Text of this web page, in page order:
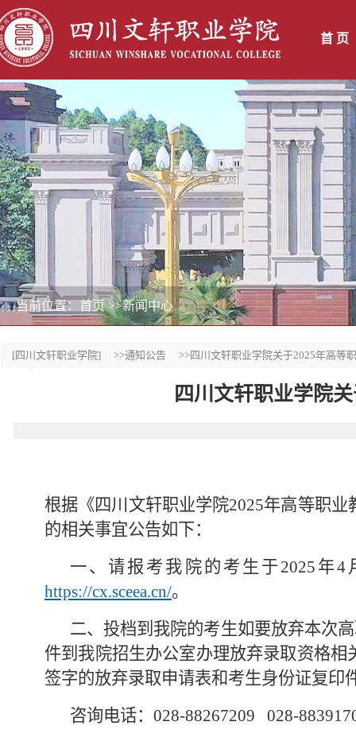
[四川文轩职业学院] >>通知公告 >>四川文轩职业学院关于2025年高等
四川文轩职业学院
根据 《四川文轩职业学院2025年高等职业
的相关事宜公告如下：
一、 请报考我院的考生于2025 年4
https://cx.sceea.cn/。
二、投档到我院的考生如要放弃本次
件到我院招生办公室办理放弃录取资格
签字的放弃录取申请表和考生身份证复印
咨询电话： 028-88267209 028-
当前位置：首页>>新闻中心
首 页